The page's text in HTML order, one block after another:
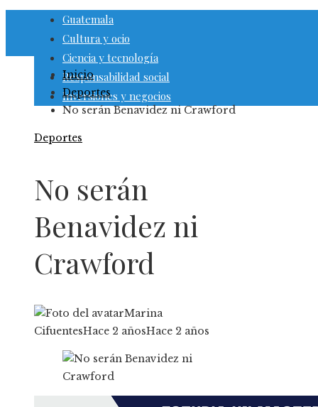
Guatemala
Cultura y ocio
Ciencia y tecnología
Responsabilidad social
Inversiones y negocios
Inicio
Deportes
No serán Benavidez ni Crawford
Deportes
No serán
Benavidez ni
Crawford
Marina
CifuentesHace 2 añosHace 2 años